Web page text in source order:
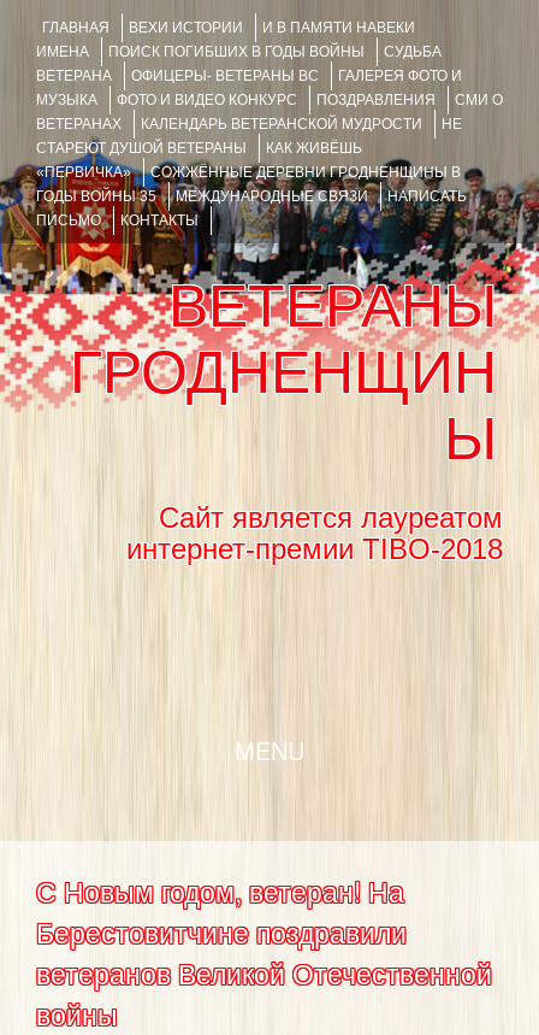
ГЛАВНАЯ ВЕХИ ИСТОРИИ
И В ПАМЯТИ НАВЕКИ
ИМЕНА
ПОИСК ПОГИБШИХ В ГОДЫ ВОЙНЫ
СУДЬБА
ВЕТЕРАНА
ОФИЦЕРЫ- ВЕТЕРАНЫ ВС
ГАЛЕРЕЯ ФОТО И
МУЗЫКА
ФОТО И ВИДЕО КОНКУРС ПОЗДРАВЛЕНИЯ
СМИ О
ВЕТЕРАНАХ
КАЛЕНДАРЬ ВЕТЕРАНСКОЙ МУДРОСТИ
НЕ
СТАРЕЮТ ДУШОЙ ВЕТЕРАНЫ
КАК ЖИВЁШЬ
«ПЕРВИЧКА»
СОЖЖЁННЫЕ ДЕРЕВНИ ГРОДНЕНЩИНЫ В
ГОДЫ ВОЙНЫ 35
МЕЖДУНАРОДНЫЕ СВЯЗИ
НАПИСАТЬ
ПИСЬМО
КОНТАКТЫ
ВЕТЕРАНЫ
ГРОДНЕНЩИН
Ы
Сайт является лауреатом
интернет-премии TIBO-2018
MENU
С Новым годом, ветеран! На
Берестовитчине поздравили
ветеранов Великой Отечественной
войны